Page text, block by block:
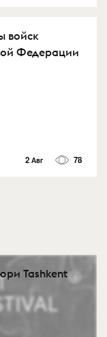
войск
Федерации
2 Авг 78
Tashkent